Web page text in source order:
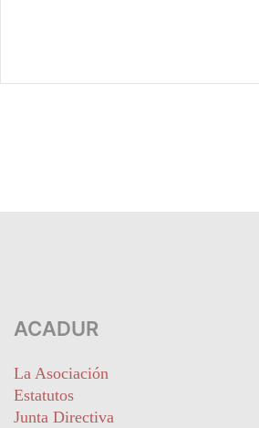
ACADUR
La Asociación
Estatutos
Junta Directiva